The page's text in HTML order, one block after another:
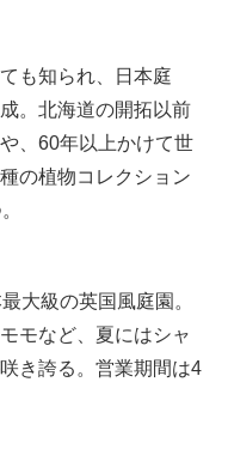
も知られ、日本庭
。北海道の開拓以前
、60年以上かけて世
の植物コレクション
大級の英国風庭園。
モなど、夏にはシャ
き誇る。営業期間は4